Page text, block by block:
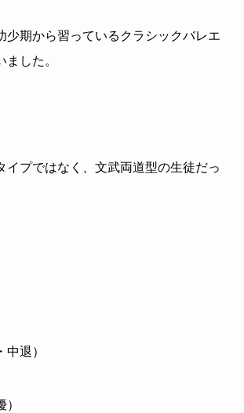
少期から習っているクラシックバレエ
した。
イプではなく、文武両道型の生徒だっ
退）